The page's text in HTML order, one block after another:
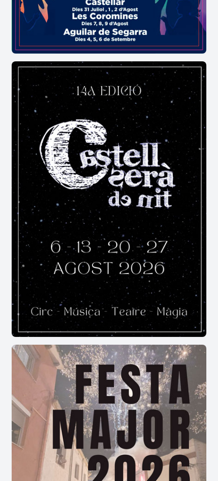
Col·legi de Cirurgia de Nova Espanya (Mèxic).
El 1735. Pere Virgili s’enrola en un segon viatge a
Amèrica amb missió comercial, una travessia en
què han d’afrontar situacions desastroses.
D’escala a Canàries, s’assabenta que ha estat
pare i, ja a l’Atlàntic, comencen els contratemps:
avaries, calor i tempestes, naufragi de la flota,
malalties i epidèmies. Després de passar per
Puerto Rico, Santo Domingo i vorejar Cuba,
arriben Veracruz, el port de destí on Virgili es
dedica a guarir els malalts i ingressa els més greus
a l’Hospital de Montes Claros on hi constata les
deficiències sanitàries i tècniques que pateix el
centre i acaba traslladant-los novament al vaixell.
Torna a Cadis l’estiu del 1737 i el juny del 1738,
emprèn un tercer viatge amb l’encàrrec
d’organitzar els Hospitals Reials de Cartagena
d’Índies, L'Havana i Aguada a Puerto Rico. El
1740, Virgili com a cirurgià ajudant salpa amb el
vaixell almirall ’Invencible’’ amb destí al continent
americà. Arribats a Cartagena, que està sent
atacada pels anglesos, Virgili ha d’atendre
nombrosos mariners ferits.
Virgili, tot i demanar el seu retorn a la península
diverses vegades, ha de romandre a l’illa de Cuba
quatre anys. Fins al març de 1745 no rep l’ordre
del Marquès de l'Ensenada per ”continuar el
mèrit” a l’Hospital de Marina de Cadis a les
ordres del cirurgià major Juan Lacomba, ja gran i
molt fatigat. Poc després, el Marquès de
l’Ensenada tramet a Virgili l’encàrrec del rei de
crear el Reial Col·legi de Cirurgia de l’Armada a la
capital gaditana amb la missió de formar